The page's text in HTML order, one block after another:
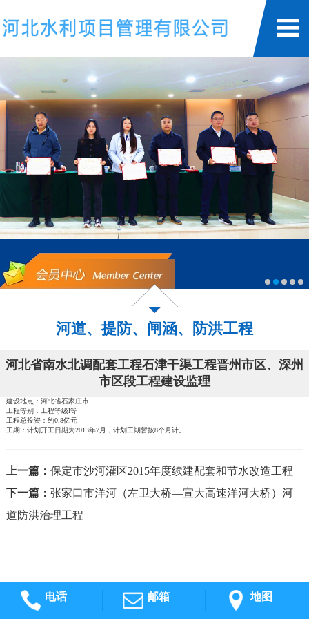
河道、提防、闸涵、防洪工程
河北省南水北调配套工程石津干渠工程晋州市区、深州
市区段工程建设监理
建设地点：河北省石家庄市
工程等别：工程等级I等
工程总投资：约0.8亿元
工期：计划开工日期为2013年7月，计划工期暂按8个月计。
上一篇： 保定市沙河灌区2015年度续建配套和节水改造工程
下一篇： 张家口市洋河（左卫大桥—宣大高速洋河大桥）河
道防洪治理工程
电话 邮箱 地图